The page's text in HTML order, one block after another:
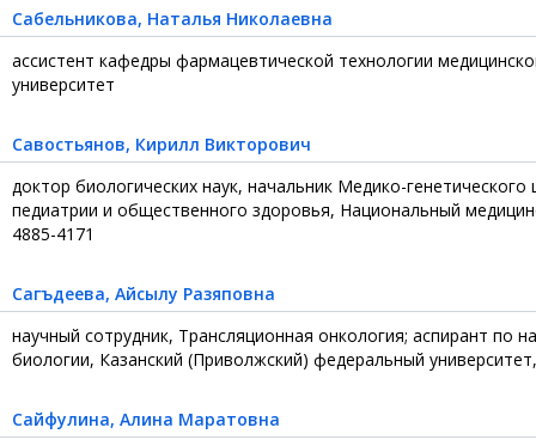
Сабельникова, Наталья Николаевна
ассистент кафедры фармацевтической технологии
университет
Савостьянов, Кирилл Викторович
доктор биологических наук, начальник Медико-
педиатрии и общественного здоровья, Национальный
4885-4171
Сагъдеева, Айсылу Разяповна
научный сотрудник, Трансляционная онкология; аспирант по
биологии, Казанский (Приволжский) федеральный
Сайфулина, Алина Маратовна